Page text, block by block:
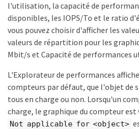
l'utilisation, la capacité de
disponibles, les IOPS/To et le ratio
vous pouvez choisir d'afficher les
valeurs de répartition pour les
Mbit/s et Capacité de performances
L'Explorateur de performances
compteurs par défaut, que l'objet de
tous en charge ou non. Lorsqu'un
charge, le graphique du compteur est
Not applicable for <object>